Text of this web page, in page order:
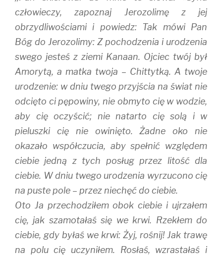
w
i
n
o
w
w
i
d
w
n
d
w
człowieczy, zapoznaj Jerozolimę z jej
obrzydliwościami i powiedz: Tak mówi Pan
Bóg do Jerozolimy: Z pochodzenia i urodzenia
swego jesteś z ziemi Kanaan. Ojciec twój był
Amorytą, a matka twoja – Chittytką. A twoje
urodzenie: w dniu twego przyjścia na świat nie
odcięto ci pępowiny, nie obmyto cię w wodzie,
aby cię oczyścić; nie natarto cię solą i w
pieluszki cię nie owinięto. Żadne oko nie
okazało współczucia, aby spełnić względem
ciebie jedną z tych posług przez litość dla
ciebie. W dniu twego urodzenia wyrzucono cię
na puste pole – przez niechęć do ciebie.
Oto Ja przechodziłem obok ciebie i ujrzałem
cię, jak szamotałaś się we krwi. Rzekłem do
ciebie, gdy byłaś we krwi: Żyj, rośnij! Jak trawę
na polu cię uczyniłem. Rosłaś, wzrastałaś i